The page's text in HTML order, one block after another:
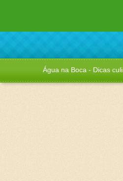
Água na Boca - Dicas